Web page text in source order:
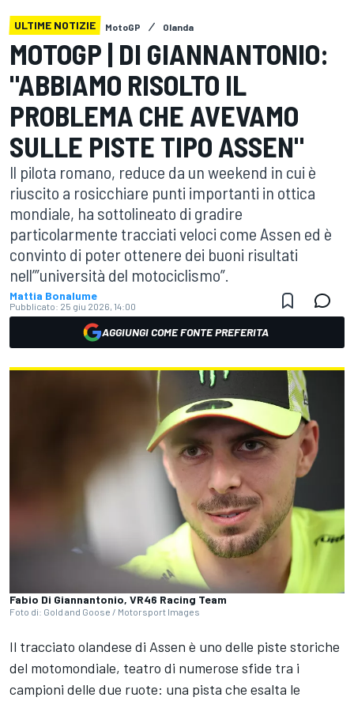
ULTIME NOTIZIE MotoGP Olanda
MOTOGP | DI GIANNANTONIO:
"ABBIAMO RISOLTO IL
PROBLEMA CHE AVEVAMO
SULLE PISTE TIPO ASSEN"
Il pilota romano, reduce da un weekend in cui è
riuscito a rosicchiare punti importanti in ottica
mondiale, ha sottolineato di gradire
particolarmente tracciati veloci come Assen ed è
convinto di poter ottenere dei buoni risultati
nell’”università del motociclismo”.
Mattia Bonalume
Pubblicato: 25 giu 2026, 14:00
AGGIUNGI COME FONTE PREFERITA
Fabio Di Giannantonio, VR46 Racing Team
Foto di: Gold and Goose / Motorsport Images
Il tracciato olandese di Assen è uno delle piste storiche
del motomondiale, teatro di numerose sfide tra i
campioni delle due ruote: una pista che esalta le